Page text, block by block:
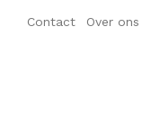
Contact Over ons